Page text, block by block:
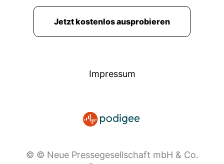
Jetzt kostenlos ausprobieren
Impressum
© © Neue Pressegesellschaft mbH & Co.